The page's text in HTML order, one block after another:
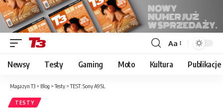
Font
Resizer
Aa
Newsy Testy Gaming Moto Kultura Publikacje
Magazyn T3 > Blog >Testy >TEST: Sony A95L
TESTY